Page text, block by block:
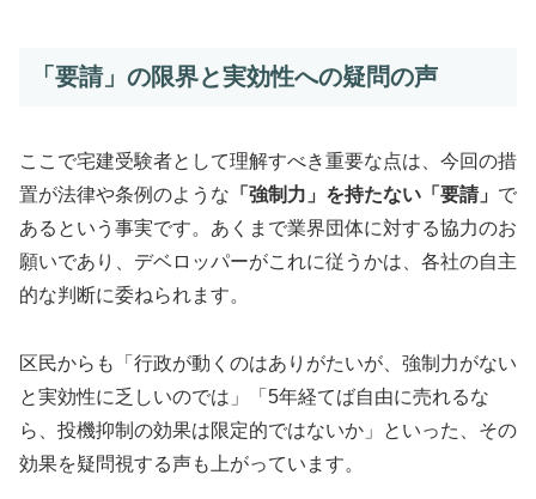
「要請」の限界と実効性への疑問の声
ここで宅建受験者として理解すべき重要な点は、今回の措
置が法律や条例のような 「強制力」を持たない「要請」 で
あるという事実です。あくまで業界団体に対する協力のお
願いであり、デベロッパーがこれに従うかは、各社の自主
的な判断に委ねられます。
区民からも「行政が動くのはありがたいが、強制力がない
と実効性に乏しいのでは」「5年経てば自由に売れるな
ら、投機抑制の効果は限定的ではないか」といった、その
効果を疑問視する声も上がっています。